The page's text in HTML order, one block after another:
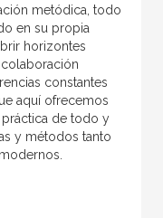
metódica, todo
en su propia
horizontes
constantes
aquí ofrecemos
práctica de todo y
y métodos tanto